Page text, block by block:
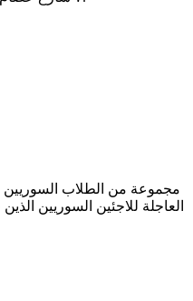
مجموعة من الطلاب السوريين
العاجلة للاجئين السوريين